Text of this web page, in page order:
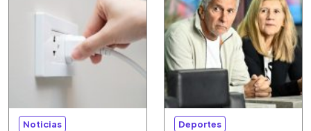
Noticias Deportes